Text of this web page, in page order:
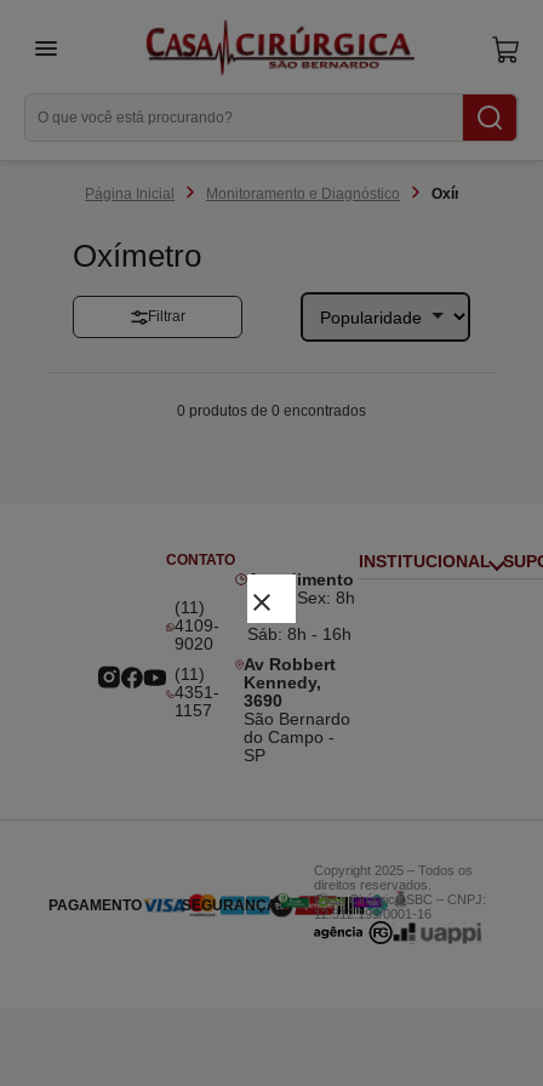
menu
close
Monitoramento e Diagnóstico Oxímetro
Oxímetro
Filtrar
0 produtos de 0 encontrados
CONTATO
(11)
4109-
9020
(11)
4351-
1157
Atendimento
Seg à Sex: 8h
- 18h
Sáb: 8h - 16h
Av Robbert
Kennedy,
3690
São Bernardo
do Campo -
SP
INSTITUCIONAL
PAGAMENTO SEGURANÇA
Copyright 2025 – Todos os
direitos reservados.
Casa Cirúrgica SBC – CNPJ:
12.512.199/0001-16